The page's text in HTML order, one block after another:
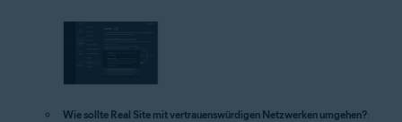
Wie sollte Real Site mit vertrauenswürdigen Netzwerken umgehen?: